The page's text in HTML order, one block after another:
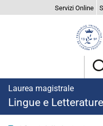
Servizi Online
Laurea magistrale
Lingue e